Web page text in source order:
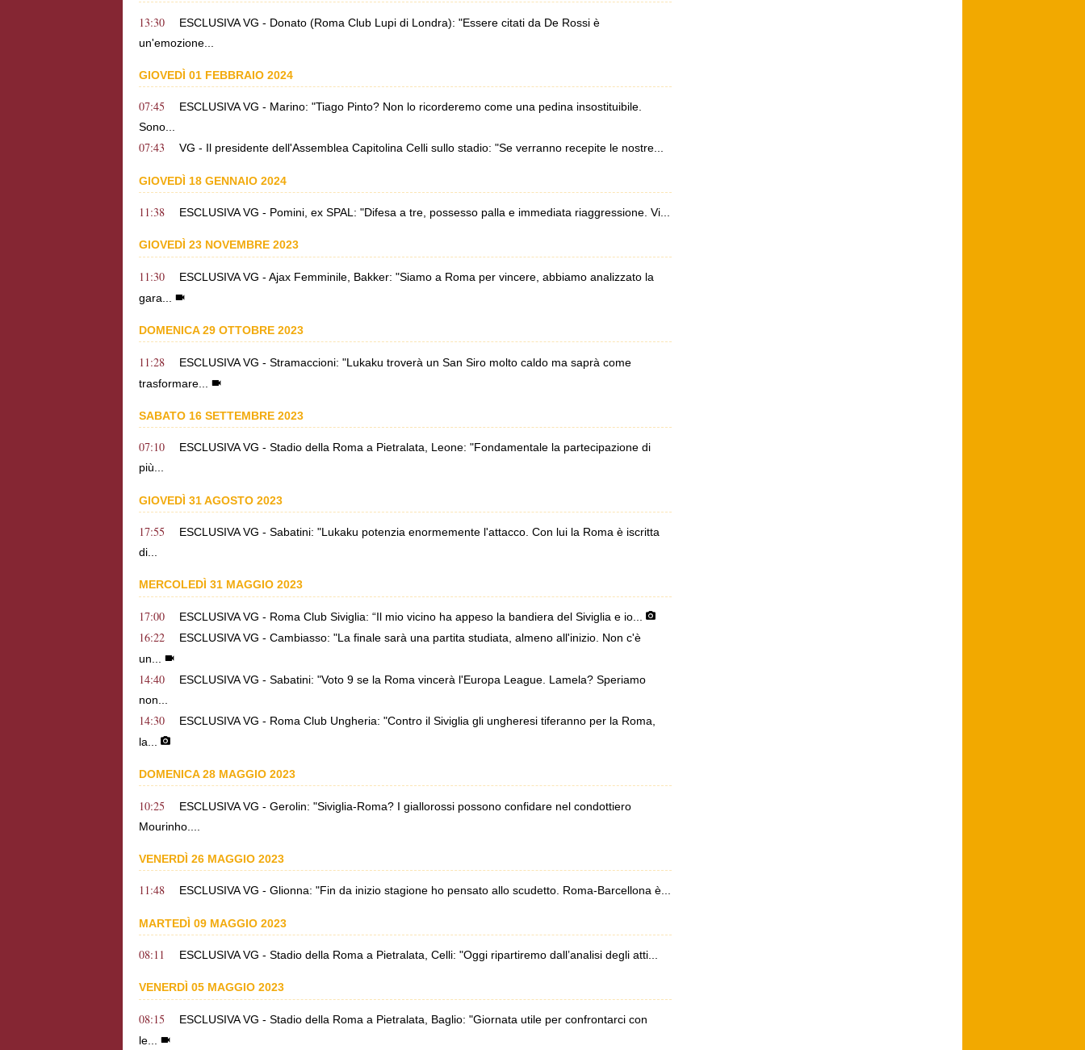
13:30
ESCLUSIVA VG - Donato (Roma Club Lupi di Londra): "Essere citati da De Rossi è
un'emozione...
GIOVEDÌ 01 FEBBRAIO 2024
07:45
ESCLUSIVA VG - Marino: "Tiago Pinto? Non lo ricorderemo come una pedina insostituibile.
Sono...
07:43 VG - Il presidente dell'Assemblea Capitolina Celli sullo stadio: "Se verranno recepite le nostre...
GIOVEDÌ 18 GENNAIO 2024
11:38 ESCLUSIVA VG - Pomini, ex SPAL: "Difesa a tre, possesso palla e immediata riaggressione. Vi...
GIOVEDÌ 23 NOVEMBRE 2023
11:30
ESCLUSIVA VG - Ajax Femminile, Bakker: "Siamo a Roma per vincere, abbiamo analizzato la
gara...
DOMENICA 29 OTTOBRE 2023
11:28
ESCLUSIVA VG - Stramaccioni: "Lukaku troverà un San Siro molto caldo ma saprà come
trasformare...
SABATO 16 SETTEMBRE 2023
07:10
ESCLUSIVA VG - Stadio della Roma a Pietralata, Leone: "Fondamentale la partecipazione di
più...
GIOVEDÌ 31 AGOSTO 2023
17:55
ESCLUSIVA VG - Sabatini: "Lukaku potenzia enormemente l'attacco. Con lui la Roma è iscritta
di...
MERCOLEDÌ 31 MAGGIO 2023
17:00 ESCLUSIVA VG - Roma Club Siviglia: “Il mio vicino ha appeso la bandiera del Siviglia e io...
16:22
ESCLUSIVA VG - Cambiasso: "La finale sarà una partita studiata, almeno all'inizio. Non c'è
un...
14:40
ESCLUSIVA VG - Sabatini: "Voto 9 se la Roma vincerà l'Europa League. Lamela? Speriamo
non...
14:30
ESCLUSIVA VG - Roma Club Ungheria: "Contro il Siviglia gli ungheresi tiferanno per la Roma,
la...
DOMENICA 28 MAGGIO 2023
10:25
ESCLUSIVA VG - Gerolin: "Siviglia-Roma? I giallorossi possono confidare nel condottiero
Mourinho....
VENERDÌ 26 MAGGIO 2023
11:48 ESCLUSIVA VG - Glionna: "Fin da inizio stagione ho pensato allo scudetto. Roma-Barcellona è...
MARTEDÌ 09 MAGGIO 2023
08:11 ESCLUSIVA VG - Stadio della Roma a Pietralata, Celli: "Oggi ripartiremo dall’analisi degli atti...
VENERDÌ 05 MAGGIO 2023
08:15
ESCLUSIVA VG - Stadio della Roma a Pietralata, Baglio: "Giornata utile per confrontarci con
le...